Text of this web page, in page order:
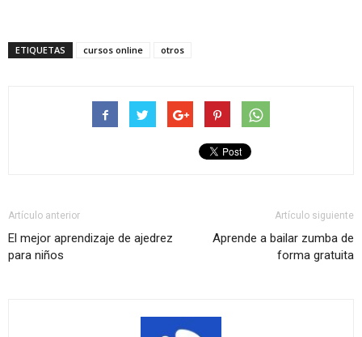
ETIQUETAS cursos online otros
Artículo anterior
El mejor aprendizaje de ajedrez
para niños
Artículo siguiente
Aprende a bailar zumba de
forma gratuita